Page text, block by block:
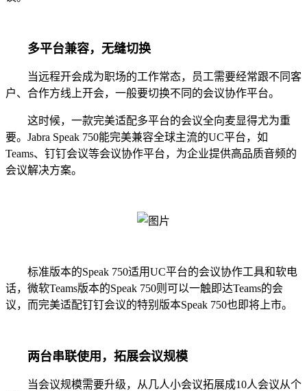
多平台兼容，无缝切换
当远程开会成为职场的工作常态，员工需要经常跟不同客
户、合作方线上开会，一般要切换不同的会议协作平台。
这时候，一款完美适配多平台的会议全向麦显得尤为重
要。Jabra Speak 750能完美兼容全球主流的UC平台，如
Teams、钉钉会议等会议协作平台，为企业提供高品质音频的
会议解决方案。
标准版本的Speak 750适用UC平台的会议协作工具和软电
话，微软Teams版本的Speak 750则可以一触即达Teams的会
议，而完美适配钉钉会议的特别版本Speak 750也即将上市。
两台串联使用，拓展会议规模
当会议规模需要升级，从几人小会议拓展成10人会议从个